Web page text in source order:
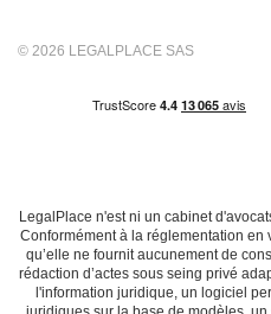
© 2026 LEGALPLACE SAS
LegalPlace n'est ni un cabinet
Conformément à la réglementation
qu’elle ne fournit aucunement de
rédaction d’actes sous seing privé
l'information juridique, un logiciel